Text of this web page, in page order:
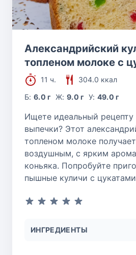
Александрийский
топленом молоке с
11 ч.
304.0 ккал
Б:6.0 г Ж: 9.0 г У: 49.0 г
Ищете идеальный рецепту
выпечки? Этот
топленом молоке
воздушным, с ярким
коньяка. Попробуйте
пышные куличи с
ИНГРЕДИЕНТЫ